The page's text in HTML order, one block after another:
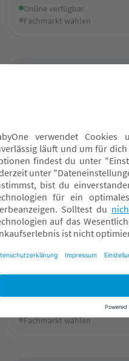
Online verfügbar
Fachmarkt wählen
STOKKE
YOYO³ 6+ Textilset
Blue
Fachmarkt wählen